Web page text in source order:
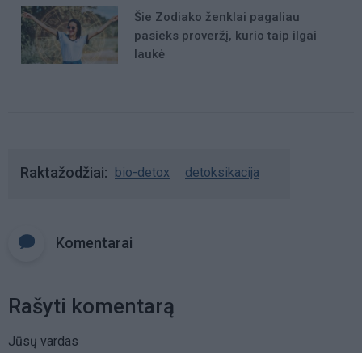
Šie Zodiako ženklai pagaliau
pasieks proveržį, kurio taip ilgai
laukė
Raktažodžiai bio-detox detoksikacija
Komentarai
Rašyti komentarą
Jūsų vardas